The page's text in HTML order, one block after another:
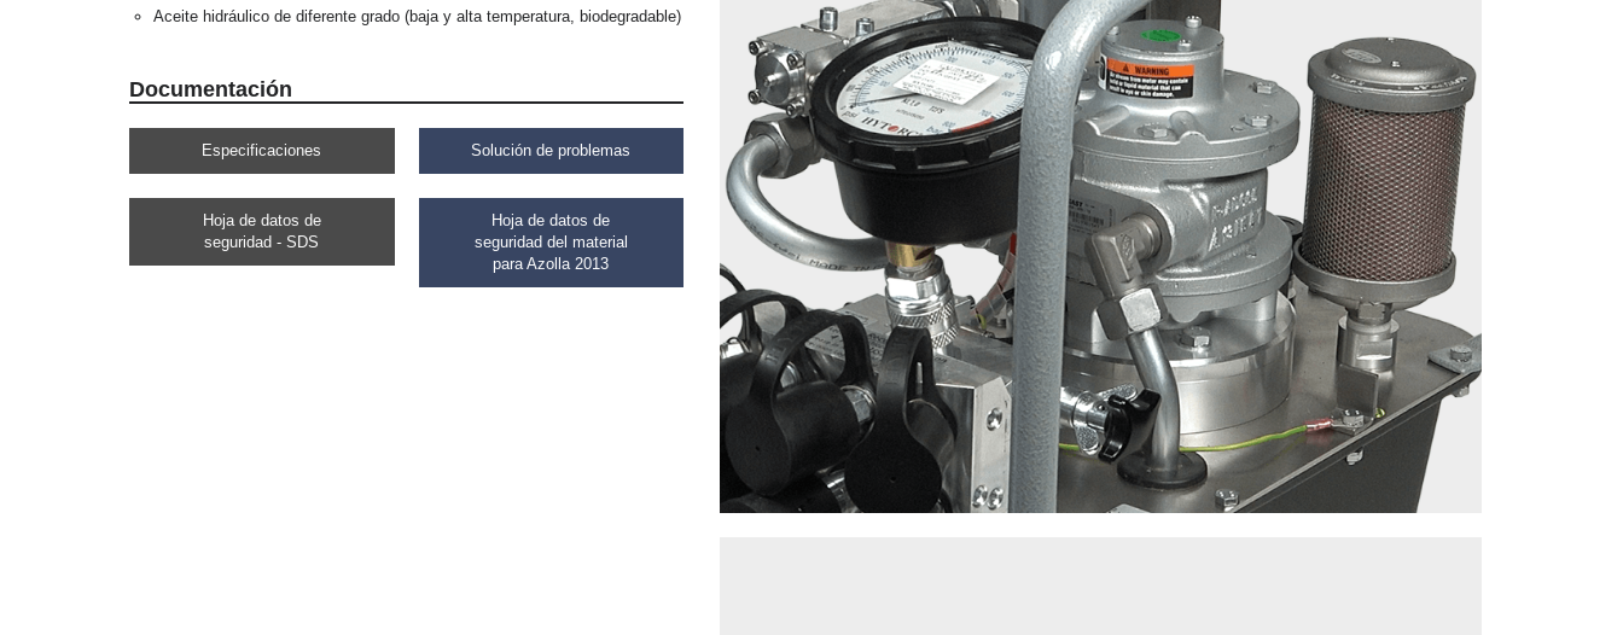
Aceite hidráulico de diferente grado (baja y alta temperatura, biodegradable)
Documentación
Especificaciones Solución de problemas
Hoja de datos de
seguridad - SDS
Hoja de datos de
seguridad del material
para Azolla 2013